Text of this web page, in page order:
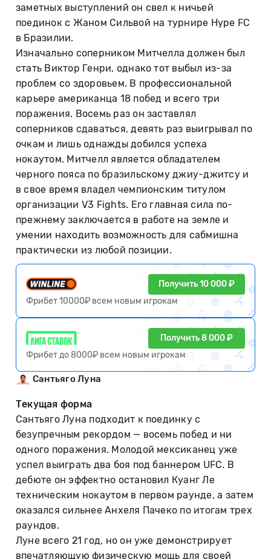
заметных выступлений он свел к ничьей
поединок с Жаном Сильвой на турнире Hype FC
в Бразилии.
Изначально соперником Митчелла должен был
стать Виктор Генри, однако тот выбыл из-за
проблем со здоровьем. В профессиональной
карьере американца 18 побед и всего три
поражения. Восемь раз он заставлял
соперников сдаваться, девять раз выигрывал по
очкам и лишь однажды добился успеха
нокаутом. Митчелл является обладателем
черного пояса по бразильскому джиу-джитсу и
в свое время владел чемпионским титулом
организации V3 Fights. Его главная сила по-
прежнему заключается в работе на земле и
умении находить возможность для сабмишна
практически из любой позиции.
Получить 10 000 ₽
Фрибет 10000₽ всем новым игрокам
Получить 8 000 ₽
Фрибет до 8000₽ всем новым игрокам
Сантьяго Луна
Текущая форма
Сантьяго Луна подходит к поединку с
безупречным рекордом — восемь побед и ни
одного поражения. Молодой мексиканец уже
успел выиграть два боя под баннером UFC. В
дебюте он эффектно остановил Куанг Ле
техническим нокаутом в первом раунде, а затем
оказался сильнее Анхеля Пачеко по итогам трех
раундов.
Луне всего 21 год, но он уже демонстрирует
впечатляющую физическую мощь для своей